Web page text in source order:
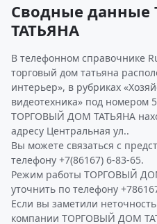
Сводные
ТАТЬЯНА
В телефонном справочнике
торговый дом татьяна
интерьер», в рубриках
видеотехника» под номером
ТОРГОВЫЙ ДОМ ТАТЬЯНА
адресу Центральная ул..
Вы можете связаться с
телефону +7(86167) 6-83-65.
Режим работы ТОРГОВЫЙ
уточнить по телефону
Если вы заметили
компании ТОРГОВЫЙ ДОМ